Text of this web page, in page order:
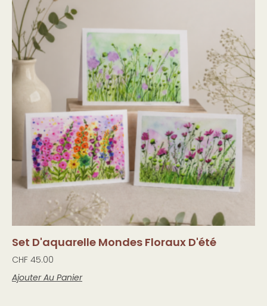
Set D'aquarelle Mondes Floraux D'été
CHF 45.00
Ajouter Au Panier